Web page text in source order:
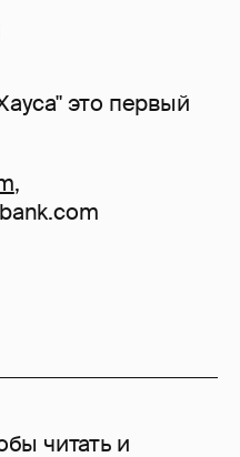
это первый
,
читать и